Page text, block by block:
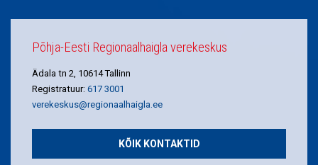
Põhja-Eesti Regionaalhaigla verekeskus
Ädala tn 2, 10614 Tallinn
Registratuur: 617 3001
verekeskus@regionaalhaigla.ee
KÕIK KONTAKTID